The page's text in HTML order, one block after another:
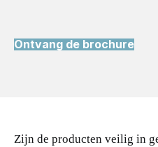
Ontvang de brochure
Zijn de producten veilig in